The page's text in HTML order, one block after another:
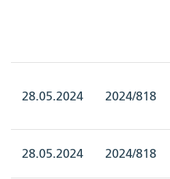
28.05.2024 2024/818
28.05.2024 2024/818